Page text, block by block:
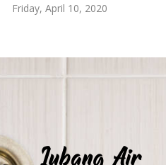
Friday, April 10, 2020